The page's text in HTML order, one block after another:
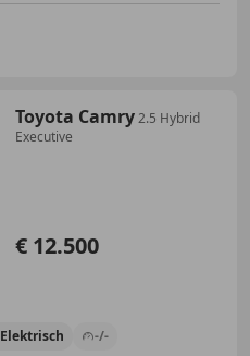
Toyota Camry2.5 Hybrid
Executive
€ 12.500
Elektrisch -/-